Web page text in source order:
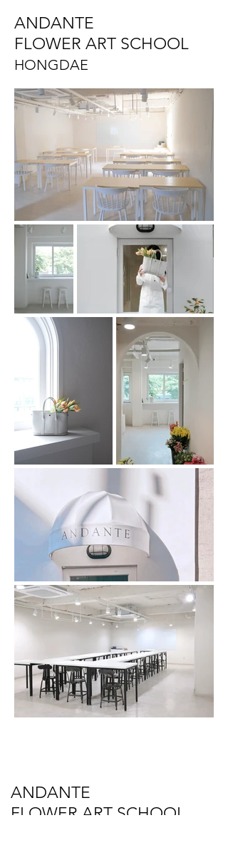
ANDANTE
FLOWER ART SCHOOL
HONGDAE
ANDANTE
FLOWER ART SCHOOL